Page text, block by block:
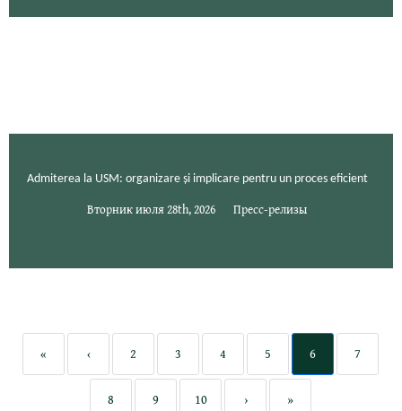
Admiterea la USM: organizare și implicare pentru un proces eficient
Вторник июля 28th, 2026 Пресс-релизы
« ‹ 2 3 4 5 6 7
8 9 10 › »